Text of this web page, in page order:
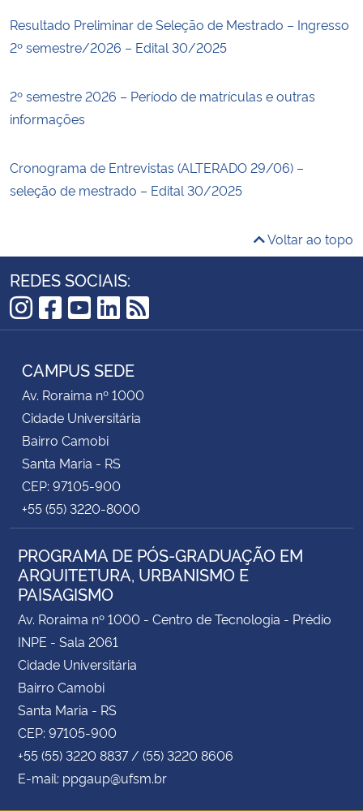
Resultado Preliminar de Seleção de Mestrado – Ingresso
2º semestre/2026 – Edital 30/2025
2º semestre 2026 – Período de matrículas e outras
informações
Cronograma de Entrevistas (ALTERADO 29/06) –
seleção de mestrado – Edital 30/2025
Voltar ao topo
REDES SOCIAIS:
Instagram
Facebook
YouTube
LinkedIn
RSS
CAMPUS SEDE
Av. Roraima nº 1000
Cidade Universitária
Bairro Camobi
Santa Maria - RS
CEP: 97105-900
+55 (55) 3220-8000
PROGRAMA DE PÓS-GRADUAÇÃO EM
ARQUITETURA, URBANISMO E
PAISAGISMO
Av. Roraima nº 1000 - Centro de Tecnologia - Prédio
INPE - Sala 2061
Cidade Universitária
Bairro Camobi
Santa Maria - RS
CEP: 97105-900
+55 (55) 3220 8837 / (55) 3220 8606
E-mail: ppgaup@ufsm.br